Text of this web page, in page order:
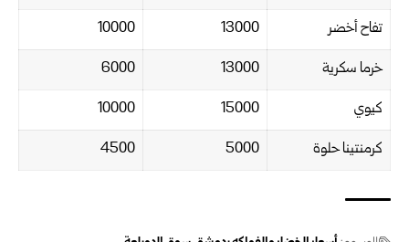
تفاح أخضر
13000
10000
خرما سكرية
13000
6000
كيوي
15000
10000
كرمنتينا حلوة
5000
4500